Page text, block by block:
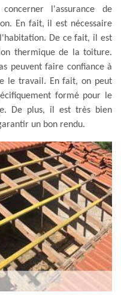
l'assurance de
En fait, il est nécessaire
De ce fait, il est
thermique de la toiture.
peuvent faire confiance à
le travail. En fait, on peut
formé pour le
De plus, il est très bien
un bon rendu.